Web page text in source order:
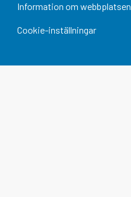
Information om webbplatsen
Cookie-inställningar